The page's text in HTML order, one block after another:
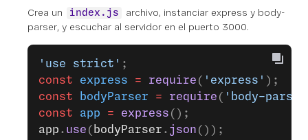
Crea un index.js
archivo, instanciar express y body-
parser, y escuchar al servidor en el puerto 3000.
'use strict' ;
const express = require ( 'express' );
const bodyParser = require ( 'body-
const app = express ();
app . use ( bodyParser . json ());